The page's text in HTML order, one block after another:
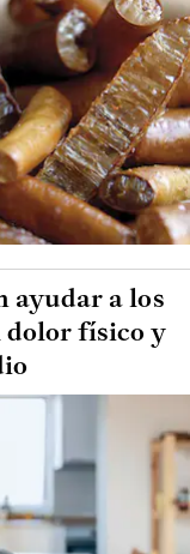
ayudar a los
dolor físico y